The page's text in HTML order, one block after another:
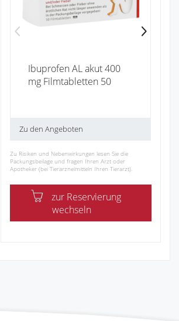
Ibuprofen AL akut 400
mg Filmtabletten 50
Zu den Angeboten
Zu Risiken und Nebenwirkungen lesen Sie die
Packungsbeilage und fragen Ihren Arzt oder
Apotheker (bei Tierarzneimitteln Ihren Tierarzt).
zur Reservierung
wechseln